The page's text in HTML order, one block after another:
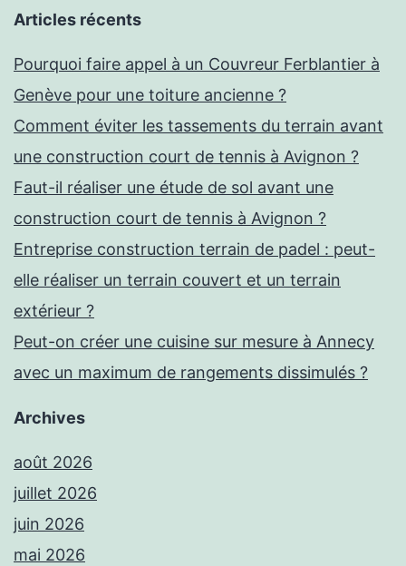
Articles récents
Pourquoi faire appel à un Couvreur Ferblantier à
Genève pour une toiture ancienne ?
Comment éviter les tassements du terrain avant
une construction court de tennis à Avignon ?
Faut-il réaliser une étude de sol avant une
construction court de tennis à Avignon ?
Entreprise construction terrain de padel : peut-
elle réaliser un terrain couvert et un terrain
extérieur ?
Peut-on créer une cuisine sur mesure à Annecy
avec un maximum de rangements dissimulés ?
Archives
août 2026
juillet 2026
juin 2026
mai 2026